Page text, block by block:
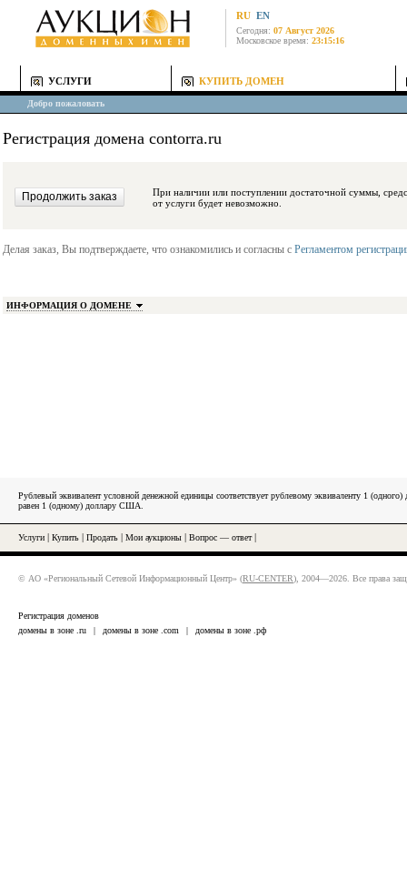
RU EN
Сегодня: 07 Август 2026
Московское время: 23:15:16
УСЛУГИ КУПИТЬ ДОМЕН
Добро пожаловать
Регистрация домена contorra.ru
При наличии или поступлении достаточной суммы, средства будут
от услуги будет невозможно.
Делая заказ, Вы подтверждаете, что ознакомились и согласны с Регламентом
ИНФОРМАЦИЯ О ДОМЕНЕ
Рублевый эквивалент условной денежной единицы соответствует рублевому эквиваленту 1
равен 1 (одному) доллару США.
Услуги Купить Продать Мои аукционы Вопрос — ответ|
© АО «Региональный Сетевой Информационный Центр» (RU-CENTER), 2004—2026. Все права
Регистрация доменов
домены в зоне .ru
| домены в зоне .com | домены в зоне .рф